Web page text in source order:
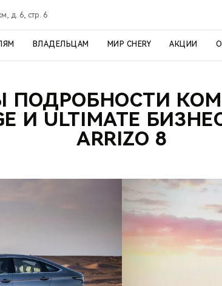
д. 6, стр. 6
ВЛАДЕЛЬЦАМ МИР CHERY АКЦИИ
ПОДРОБНОСТИ
И ULTIMATE
ARRIZO 8